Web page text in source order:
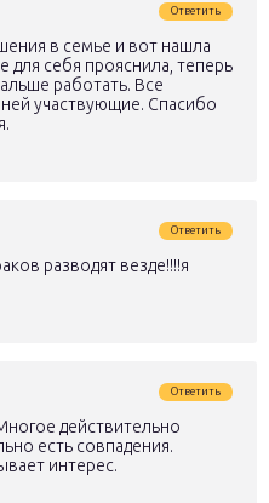
Ответить
в семье и вот нашла
для себя прояснила, теперь
работать. Все
участвующие. Спасибо
Ответить
разводят везде!!!!я
Ответить
действительно
есть совпадения.
интерес.